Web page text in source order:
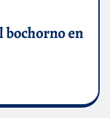
bochorno en